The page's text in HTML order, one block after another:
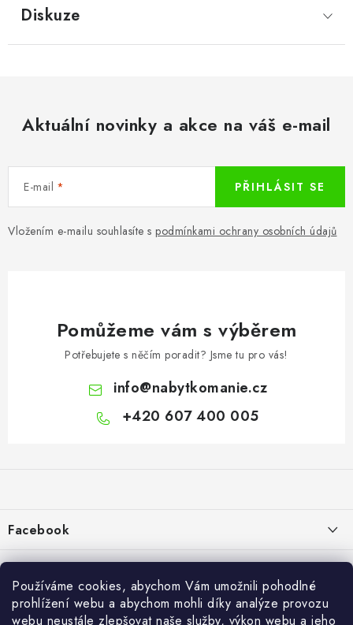
Používáme cookies, abychom Vám umožnili pohodlné
prohlížení webu a abychom mohli díky analýze provozu
webu neustále zlepšovat naše služby, výkon webu a jeho
Diskuze
Aktuální novinky a akce na váš e-mail
E-mail
Vložením e-mailu souhlasíte s podmínkami ochrany osobních údajů
PŘIHLÁSIT SE
Pomůžeme vám s výběrem
Potřebujete s něčím poradit? Jsme tu pro vás!
info@nabytkomanie.cz
+420 607 400 005
a
í
Facebook
Vše o nákupu